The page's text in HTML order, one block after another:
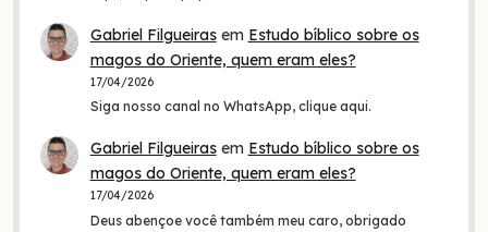
Gabriel Filgueirasem Estudo bíblico sobre os
magos do Oriente, quem eram eles?
17/04/2026
Siga nosso canal no WhatsApp, clique aqui.
Gabriel Filgueirasem Estudo bíblico sobre os
magos do Oriente, quem eram eles?
17/04/2026
Deus abençoe você também meu caro, obrigado